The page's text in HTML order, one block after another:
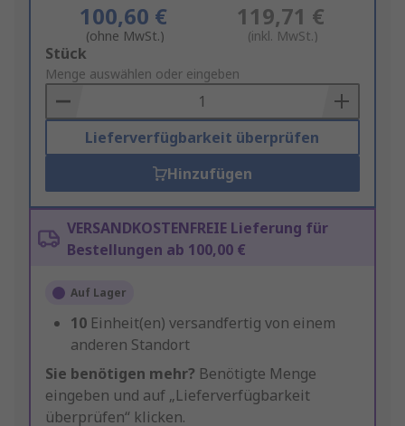
100,60 €
(ohne MwSt.)
119,71 €
(inkl. MwSt.)
Add
to
Basket
Stück
Menge auswählen oder eingeben
Lieferverfügbarkeit überprüfen
Hinzufügen
VERSANDKOSTENFREIE Lieferung für
Bestellungen ab 100,00 €
Auf Lager
10 Einheit(en) versandfertig von einem
anderen Standort
Sie benötigen mehr? Benötigte Menge
eingeben und auf „Lieferverfügbarkeit
überprüfen“ klicken.